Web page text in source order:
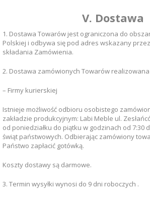
V. Dostawa
1. Dostawa Towarów jest ograniczona do
Polskiej i odbywa się pod adres wskazany
składania Zamówienia.
2. Dostawa zamówionych Towarów
– Firmy kurierskiej
Istnieje możliwość odbioru osobistego
zakładzie produkcyjnym: Labi Meble ul.
od poniedziałku do piątku w godzinach od 7:30
świąt państwowych. Odbierając zamówiony
Państwo zapłacić gotówką.
Koszty dostawy są darmowe.
3. Termin wysyłki wynosi do 9 dni roboczych .